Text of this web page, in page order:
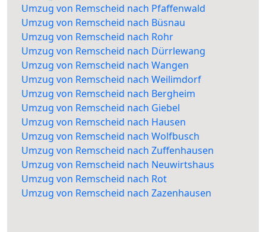
Umzug von Remscheid nach Pfaffenwald
Umzug von Remscheid nach Büsnau
Umzug von Remscheid nach Rohr
Umzug von Remscheid nach Dürrlewang
Umzug von Remscheid nach Wangen
Umzug von Remscheid nach Weilimdorf
Umzug von Remscheid nach Bergheim
Umzug von Remscheid nach Giebel
Umzug von Remscheid nach Hausen
Umzug von Remscheid nach Wolfbusch
Umzug von Remscheid nach Zuffenhausen
Umzug von Remscheid nach Neuwirtshaus
Umzug von Remscheid nach Rot
Umzug von Remscheid nach Zazenhausen